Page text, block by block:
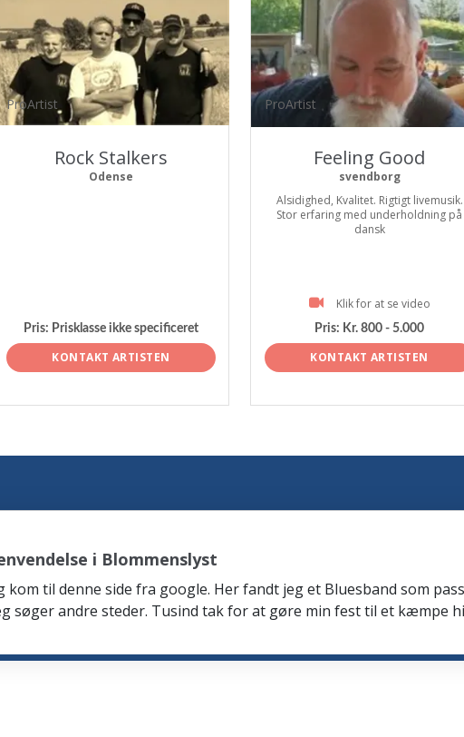
ProArtist
Rock Stalkers
Odense
Pris: Prisklasse ikke specificeret
KONTAKT ARTISTEN
ProArtist
Feeling Good
svendborg
Alsidighed, Kvalitet. Rigtigt livemusik.
Stor erfaring med underholdning på
dansk
Klik for at se video
Pris: Kr. 800 - 5.000
KONTAKT ARTISTEN
i Blommenslyst
kom til denne side fra google. Her fandt jeg et Bluesband som
søger andre steder. Tusind tak for at gøre min fest til et kæmpe